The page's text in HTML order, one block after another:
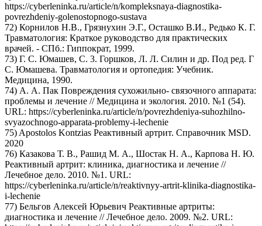
https://cyberleninka.ru/article/n/kompleksnaya-diagnostika-
povrezhdeniy-golenostopnogo-sustava
72) Корнилов Н.В., Грязнухин Э.Г., Осташко В.И., Редько К. Г.
Травматология: Краткое руководство для практических
врачей. - СПб.: Гиппократ, 1999.
73) Г. С. Юмашев, С. 3. Горшков, Л. Л. Силин и др. Под ред. Г
С. Юмашева. Травматология и ортопедия: Учебник.
Медицина, 1990.
74) А. А. Пак Повреждения сухожильно- связочного аппарата:
проблемы и лечение // Медицина и экология. 2010. №1 (54).
URL: https://cyberleninka.ru/article/n/povrezhdeniya-suhozhilno-
svyazochnogo-apparata-problemy-i-lechenie
75) Apostolos Kontzias Реактивный артрит. Справочник MSD.
2020
76) Казакова Т. В., Рашид М. А., Шостак Н. А., Карпова Н. Ю.
Реактивный артрит: клиника, диагностика и лечение //
Лечебное дело. 2010. №1. URL:
https://cyberleninka.ru/article/n/reaktivnyy-artrit-klinika-diagnostika-
i-lechenie
77) Бельгов Алексей Юрьевич Реактивные артриты:
диагностика и лечение // Лечебное дело. 2009. №2. URL: